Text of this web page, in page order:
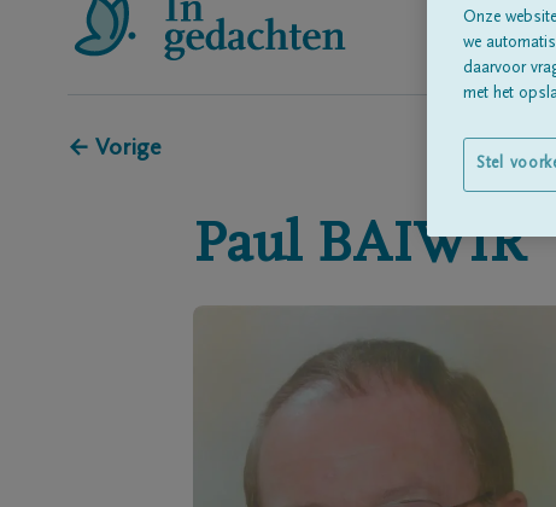
← Vorige
Paul BAIWIR
Onze
we
daarvoor
met het
Stel